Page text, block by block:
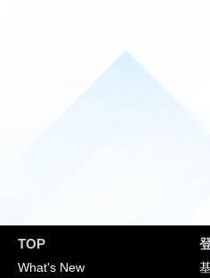
TOP
What's New